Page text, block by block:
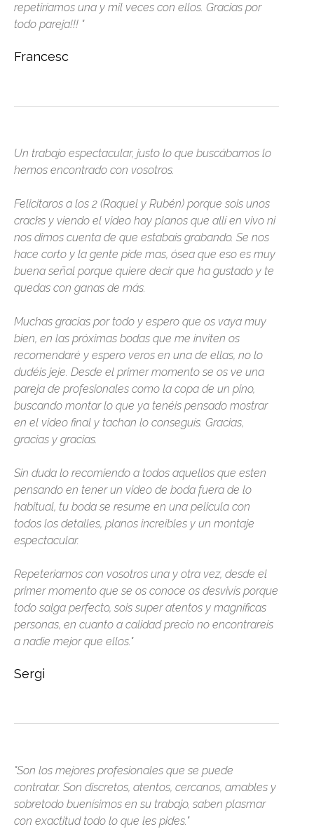
repetiríamos una y mil veces con ellos. Gracias por
todo pareja!!! "
Francesc
Un trabajo espectacular, justo lo que buscábamos lo
hemos encontrado con vosotros.
Felicitaros a los 2 (Raquel y Rubén) porque sois unos
cracks y viendo el video hay planos que allí en vivo ni
nos dimos cuenta de que estabais grabando. Se nos
hace corto y la gente pide mas, ósea que eso es muy
buena señal porque quiere decir que ha gustado y te
quedas con ganas de más.
Muchas gracias por todo y espero que os vaya muy
bien, en las próximas bodas que me inviten os
recomendaré y espero veros en una de ellas, no lo
dudéis jeje. Desde el primer momento se os ve una
pareja de profesionales como la copa de un pino,
buscando montar lo que ya tenéis pensado mostrar
en el video final y tachan lo conseguís. Gracias,
gracias y gracias.
Sin duda lo recomiendo a todos aquellos que esten
pensando en tener un video de boda fuera de lo
habitual, tu boda se resume en una pelicula con
todos los detalles, planos increibles y un montaje
espectacular.
Repeteriamos con vosotros una y otra vez, desde el
primer momento que se os conoce os desvivís porque
todo salga perfecto, sois super atentos y magníficas
personas, en cuanto a calidad precio no encontrareis
a nadie mejor que ellos."
Sergi
"Son los mejores profesionales que se puede
contratar. Son discretos, atentos, cercanos, amables y
sobretodo buenísimos en su trabajo, saben plasmar
con exactitud todo lo que les pides."